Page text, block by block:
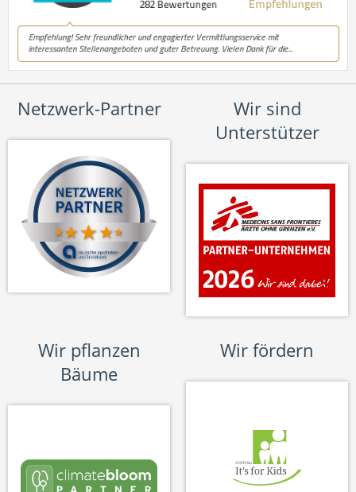
Netzwerk-Partner
Wir sind
Unterstützer
Wir pflanzen
Bäume
Wir fördern